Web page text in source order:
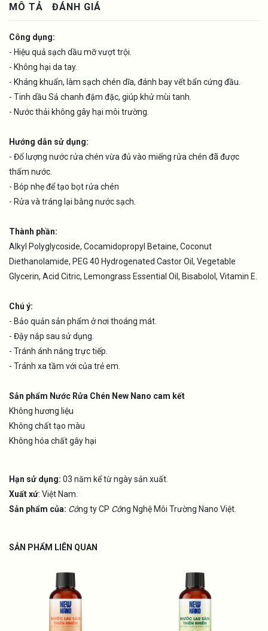
MÔ TẢ ĐÁNH GIÁ
Công dụng:
- Hiệu quả sạch dầu mỡ vượt trội.
- Không hại da tay.
- Kháng khuẩn, làm sạch chén dĩa, đánh bay vết bẩn cứng đầu.
- Tinh dầu Sả chanh đậm đặc, giúp khử mùi tanh.
- Nước thải không gây hại môi trường.
Hướng dẫn sử dụng:
- Đổ lượng nước rửa chén vừa đủ vào miếng rửa chén đã được
thấm nước.
- Bóp nhẹ để tạo bọt rửa chén
- Rửa và tráng lại bằng nước sạch.
Thành phần:
Alkyl Polyglycoside, Cocamidopropyl Betaine, Coconut
Diethanolamide, PEG 40 Hydrogenated Castor Oil, Vegetable
Glycerin, Acid Citric, Lemongrass Essential Oil, Bisabolol, Vitamin E.
Chú ý:
- Bảo quản sản phẩm ở nơi thoáng mát.
- Đậy nắp sau sử dụng.
- Tránh ánh nắng trực tiếp.
- Tránh xa tầm với của trẻ em.
Sản phẩm Nước Rửa Chén New Nano cam kết
Không hương liệu
Không chất tạo màu
Không hóa chất gây hại
Hạn sử dụng: 03 năm kể từ ngày sản xuất.
Xuất xứ: Việt Nam.
Sản phẩm của: Công ty CP Công Nghệ Môi Trường Nano Việt.
SẢN PHẨM LIÊN QUAN